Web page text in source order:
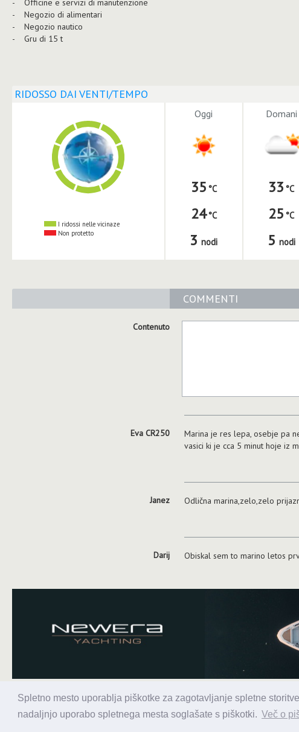
Spletno mesto uporablja piškotke za zagotavljanje spletne
nadaljnjo uporabo spletnega mesta soglašate s piškotki. Več o
- Officine e servizi di manutenzione
- Negozio di alimentari
- Negozio nautico
- Gru di 15 t
RIDOSSO DAI VENTI/TEMPO
I ridossi nelle vicinaze
Non protetto
Oggi
35
24
3 nodi
Domani
33
25
5 nodi
COMMENTI
Contenuto
Eva CR250
Marina je res lepa, osebje pa
vasici ki je cca 5 minut hoje iz
Janez
Odlična marina,zelo,zelo
Darij
Obiskal sem to marino letos